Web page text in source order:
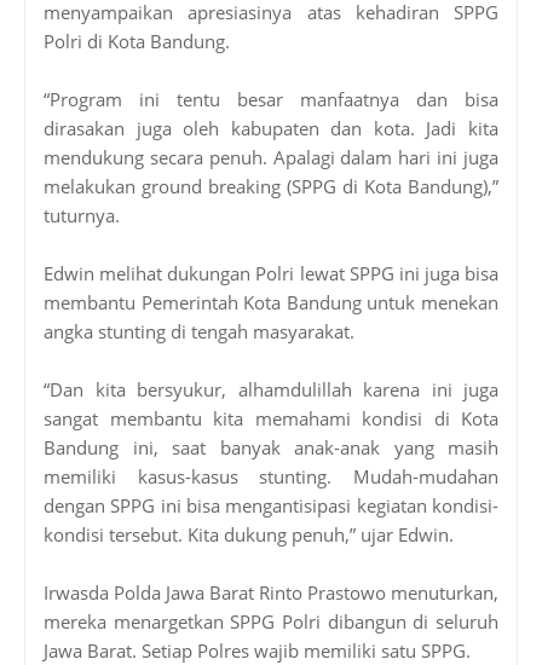
menyampaikan apresiasinya atas kehadiran SPPG
Polri di Kota Bandung.
“Program ini tentu besar manfaatnya dan bisa
dirasakan juga oleh kabupaten dan kota. Jadi kita
mendukung secara penuh. Apalagi dalam hari ini juga
melakukan ground breaking (SPPG di Kota Bandung),”
tuturnya.
Edwin melihat dukungan Polri lewat SPPG ini juga bisa
membantu Pemerintah Kota Bandung untuk menekan
angka stunting di tengah masyarakat.
“Dan kita bersyukur, alhamdulillah karena ini juga
sangat membantu kita memahami kondisi di Kota
Bandung ini, saat banyak anak-anak yang masih
memiliki kasus-kasus stunting. Mudah-mudahan
dengan SPPG ini bisa mengantisipasi kegiatan kondisi-
kondisi tersebut. Kita dukung penuh,” ujar Edwin.
Irwasda Polda Jawa Barat Rinto Prastowo menuturkan,
mereka menargetkan SPPG Polri dibangun di seluruh
Jawa Barat. Setiap Polres wajib memiliki satu SPPG.